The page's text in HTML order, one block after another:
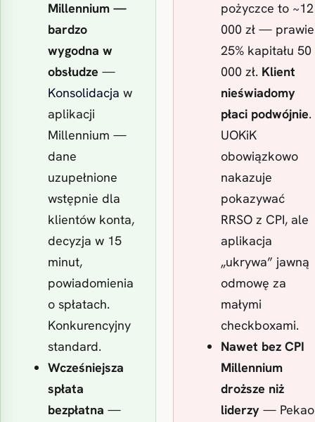
Millennium —
bardzo
wygodna w
obsłudze —
Konsolidacja w
aplikacji
Millennium —
dane
uzupełnione
wstępnie dla
klientów konta,
decyzja w 15
minut,
powiadomienia
o spłatach.
Konkurencyjny
standard.
Wcześniejsza
spłata
bezpłatna —
pożyczce to ~12
000 zł — prawie
25% kapitału 50
000 zł. Klient
nieświadomy
płaci podwójnie.
UOKiK
obowiązkowo
nakazuje
pokazywać
RRSO z CPI, ale
aplikacja
„ukrywa” jawną
odmowę za
małymi
checkboxami.
Nawet bez CPI
Millennium
droższe niż
liderzy — Pekao